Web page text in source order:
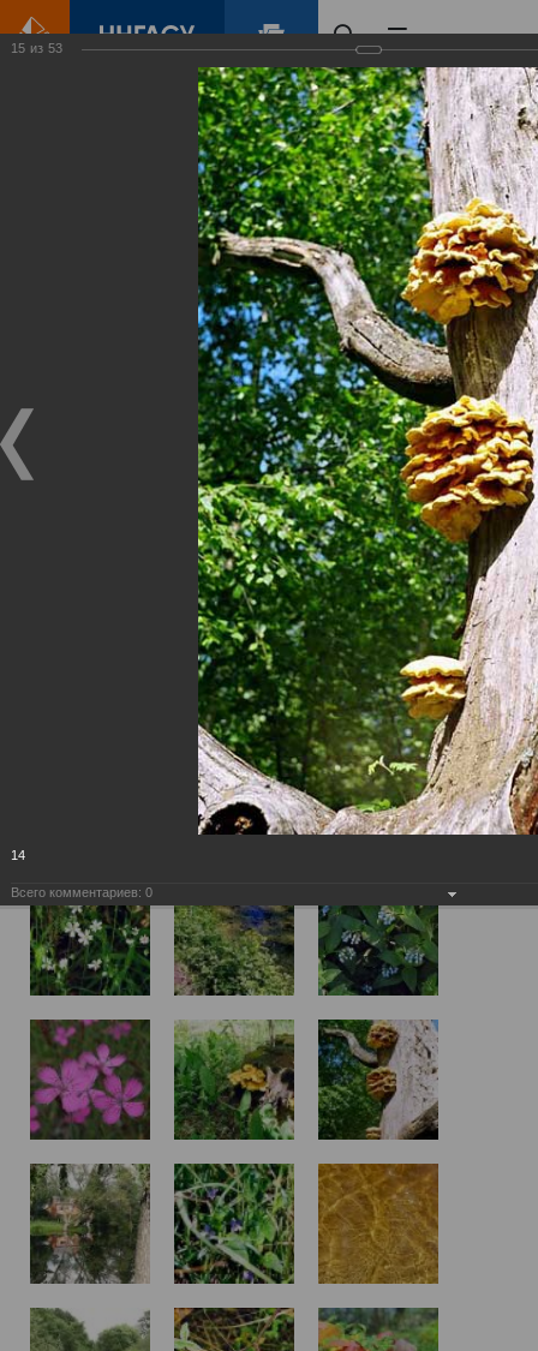
Зеленый Город
Виртуальные
выставки
(фотоальбомы)
15 из 53
14
Всего комментариев: 0